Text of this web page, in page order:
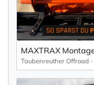
Taubenreuther Offroad